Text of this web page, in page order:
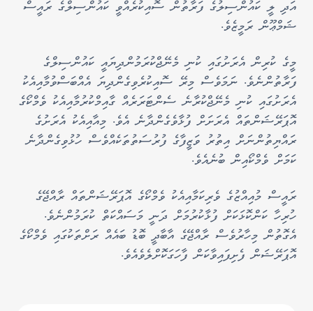
އަދި ލީ ކައުންސިލުގެ ފަރާތުން ސޮއިކުރެއްވީ ކައުންސިލްގެ ރައީސް
ޝަމްޢޫން ރަމީޒެވެ.
މީގެ ކުރިން އެރަށުގައި ކުނި މެނޭޖްކުރަމުންދިޔައީ ކައުންސިލްގެ
ފަރާތުންނެވެ. ނަމަވެސް މިރޭ ސޮއިކުރެވިގެންދިޔަ އެއްބަސްވުމާއިއެކު
އެރަށުގައި ކުނި މެނޭޖްކުރާނެ ސެންޓަރަރެއް ގާއިމްކުރުމާއިއެކު ވެމްކޯގެ
އޮޕަރޭޝަންތައް އެރަށަށް ފުޅާވެގެންދާނެ އެވެ. މިއާއިއެކު އެރަށުގެ
ރައްޔިތުންނަށް އިތުރު ވަޒީފާގެ ފުރުސަތުތަކެއްވެސް ހުޅުވިގެންދާނެ
ކަމަށް ވެމްކޯއިން ބުނެއެވެ.
ރައީސް މުއިއްޒުގެ ވެރިކަމާއިއެކު ވެމްކޯގެ އޮޕަރޭޝަންތައް ރާއްޖޭގެ
ހުރިހާ ކަންކޮޅަކަށް ފުޅާކުރުމަށް ދަނީ މަސައްކަތް ކުރަމުންނެވެ.
އެގޮތުން މިހާރުވެސް ރާއްޖޭގެ އާބާދީ ބޮޑު ބައެއް ރަށްތަކުގައި ވެމްކޯގެ
އޮޕަރޭޝަން ފެށިފައިވާކަން ފާހަގަކޮށްލެވެއެވެ.